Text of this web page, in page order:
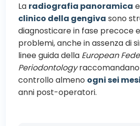
La radiografia panoramica
clinico della gengiva sono
diagnosticare in fase precoce
problemi, anche in assenza di
linee guida della European
Periodontologyraccomandano
controllo almeno ogni sei mesi
anni post-operatori.